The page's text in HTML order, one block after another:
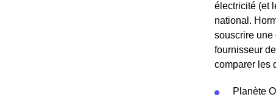
électricité (et
national.
souscrire une
fournisseur
comparer les
Planète